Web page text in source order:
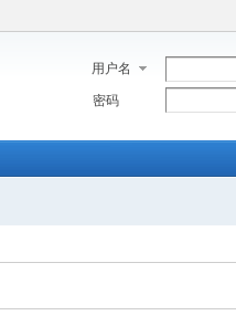
用户名
密码